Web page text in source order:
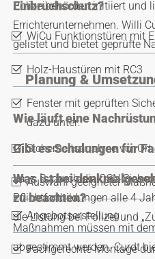
Polizeibehörden initiiert und
Errichterunternehmen. Willi
gelistet und bietet geprüfte
Einbruchschutz?
WiCu Funktionstüren mit
Holz-Haustüren mit RC3
Fenster mit geprüften
dazu unter:
Planung &
Wie läuft eine
Sicherheitsanalyse vor Ort
Auswahl geeigneter
Angebotserstellung
Fachgerechte Montage
Gibt es Schulungen für
Ja, z. B. durch die QSN
Pflichtfortbildungen alle 4
die Listung bei Polizei und
Was ist bei
zu beachten?
Maßnahmen müssen mit
abgestimmt werden. Curdt